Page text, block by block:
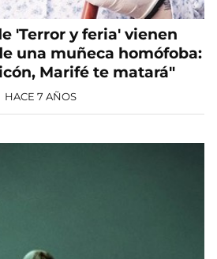
'Terror y feria' vienen
una muñeca homófoba:
Marifé te matará"
HACE 7 AÑOS